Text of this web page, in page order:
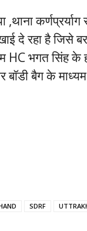
,थाना
दे रहा है जिसे
भगत सिंह के
बॉडी बैग के
SDRF